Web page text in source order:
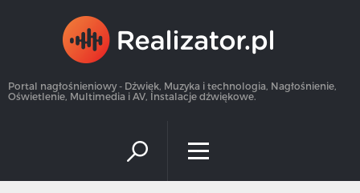
Portal nagłośnieniowy - Dźwięk, Muzyka i technologia, Nagłośnienie,
Oświetlenie, Multimedia i AV, Instalacje dźwiękowe.